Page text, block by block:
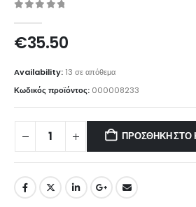
€35.50
Availability: 13 σε απόθεμα
Κωδικός προϊόντος: 000008233
ΠΡΟΣΘΉΚΗ ΣΤΟ